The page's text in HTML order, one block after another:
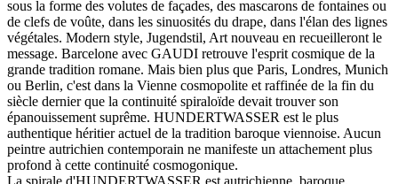
sous la forme des volutes de façades, des mascarons de fontaines ou
de clefs de voûte, dans les sinuosités du drape, dans l'élan des lignes
végétales. Modern style, Jugendstil, Art nouveau en recueilleront le
message. Barcelone avec GAUDI retrouve l'esprit cosmique de la
grande tradition romane. Mais bien plus que Paris, Londres, Munich
ou Berlin, c'est dans la Vienne cosmopolite et raffinée de la fin du
siècle dernier que la continuité spiraloïde devait trouver son
épanouissement suprême. HUNDERTWASSER est le plus
authentique héritier actuel de la tradition baroque viennoise. Aucun
peintre autrichien contemporain ne manifeste un attachement plus
profond à cette continuité cosmogonique.
La spirale d'HUNDERTWASSER est autrichienne, baroque,